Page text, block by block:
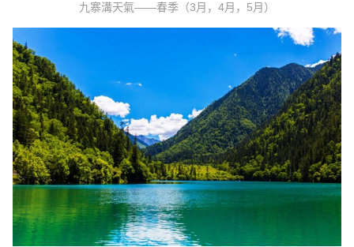
九寨溝天氣——春季（3月，4月，5月）